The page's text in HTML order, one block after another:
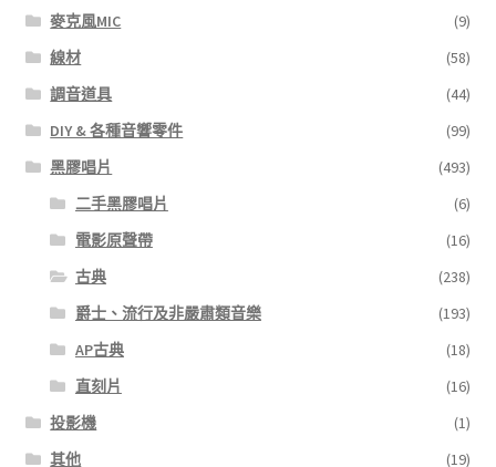
麥克風MIC
(9)
線材
(58)
調音道具
(44)
DIY & 各種音響零件
(99)
黑膠唱片
(493)
二手黑膠唱片
(6)
電影原聲帶
(16)
古典
(238)
爵士、流行及非嚴肅類音樂
(193)
AP古典
(18)
直刻片
(16)
投影機
(1)
其他
(19)